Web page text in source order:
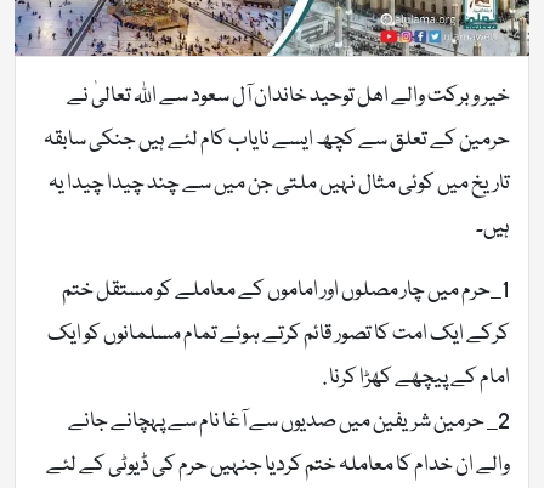
خیر و برکت والے اھل توحید خاندان آل سعود سے اللہ تعالیٰ نے
حرمین کے تعلق سے کچھ ایسے نایاب کام لئے ہیں جنکی سابقہ
تاریخ میں کوئی مثال نہیں ملتی جن میں سے چند چیدا چیدا یہ
ہیں۔
1_حرم میں چار مصلوں اور اماموں کے معاملے کو مستقل ختم
کرکے ایک امت کا تصور قائم کرتے ہوئے تمام مسلمانوں کو ایک
امام کے پیچھے کھڑا کرنا .
2_ حرمین شریفین میں صدیوں سے آغا نام سے پہچانے جانے
والے ان خدام کا معاملہ ختم کردیا جنہیں حرم کی ڈیوٹی کے لئے